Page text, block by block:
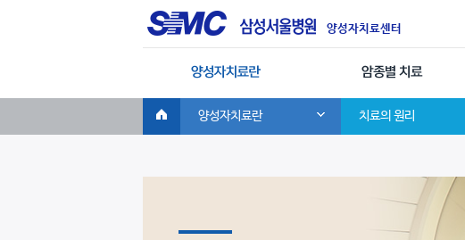
양성자치료센터
네
인포 미디어 센터 소
양성자치료란 치료의 원리